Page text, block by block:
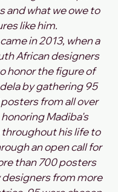
and what we owe to
like him.
in 2013, when a
African designers
honor the figure of
by gathering 95
from all over
Madiba's
his life to
an open call for
than 700 posters
designers from more